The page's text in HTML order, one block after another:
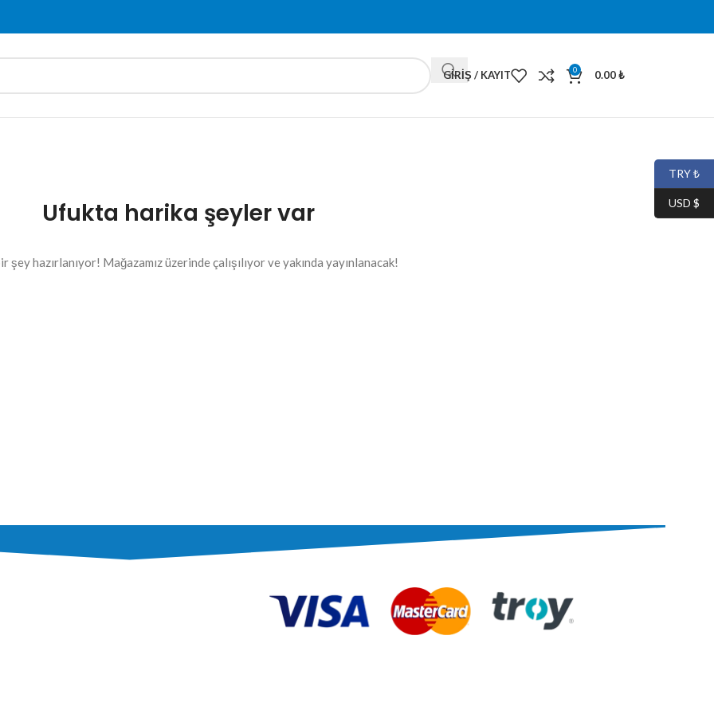
GIRIŞ / KAYIT 0 0.00₺
Ufukta harika şeyler var
şey hazırlanıyor! Mağazamız üzerinde çalışılıyor ve yakında yayınlanacak!
TRY ₺
USD $